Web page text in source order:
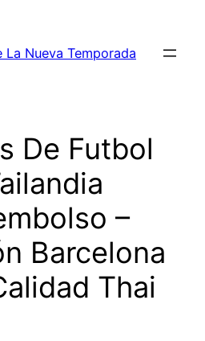
Nueva Temporada
De Futbol
–
Barcelona
Thai